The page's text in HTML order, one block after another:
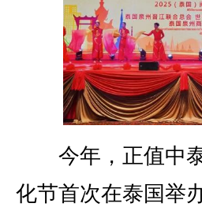
今年，正值中泰
化节首次在泰国举